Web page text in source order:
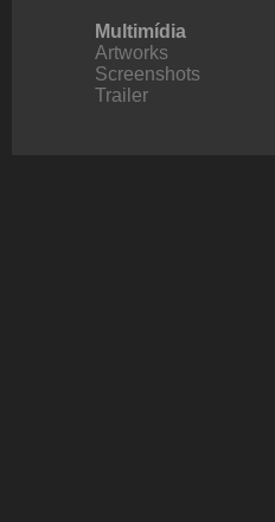
Multimídia
Artworks
Screenshots
Trailer